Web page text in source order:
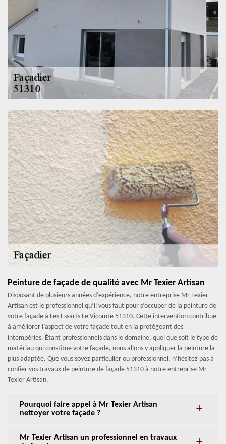
Peinture de façade de qualité avec Mr Texier Artisan
Disposant de plusieurs années d’expérience, notre entreprise Mr Texier
Artisan est le professionnel qu’il vous faut pour s’occuper de la peinture de
votre façade à Les Essarts Le Vicomte 51310. Cette intervention contribue
à améliorer l’aspect de votre façade tout en la protégeant des
intempéries. Étant professionnels dans le domaine, quel que soit le type de
matériau qui constitue votre façade, nous allons y appliquer la peinture la
plus adaptée. Que vous soyez particulier ou professionnel, n’hésitez pas à
confier vos travaux de peinture de façade 51310 à notre entreprise Mr
Texier Artisan.
Pourquoi faire appel à Mr Texier Artisan
nettoyer votre façade ?
Mr Texier Artisan un professionnel en travaux